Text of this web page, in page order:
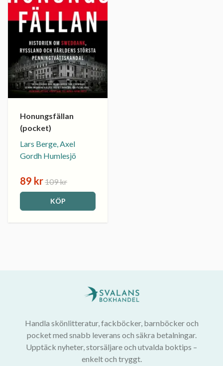
Honungsfällan
(pocket)
Lars Berge, Axel
Gordh Humlesjö
89 kr109 kr
KÖP
Handla skönlitteratur, fackböcker, barnböcker och
pocket med snabb leverans och säkra betalningar.
Upptäck nyheter, storsäljare och utvalda boktips –
enkelt och tryggt.